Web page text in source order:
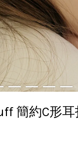
簡約C形